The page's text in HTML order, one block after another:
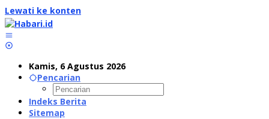
Lewati ke konten
Kamis, 6 Agustus 2026
Pencarian
Indeks Berita
Sitemap